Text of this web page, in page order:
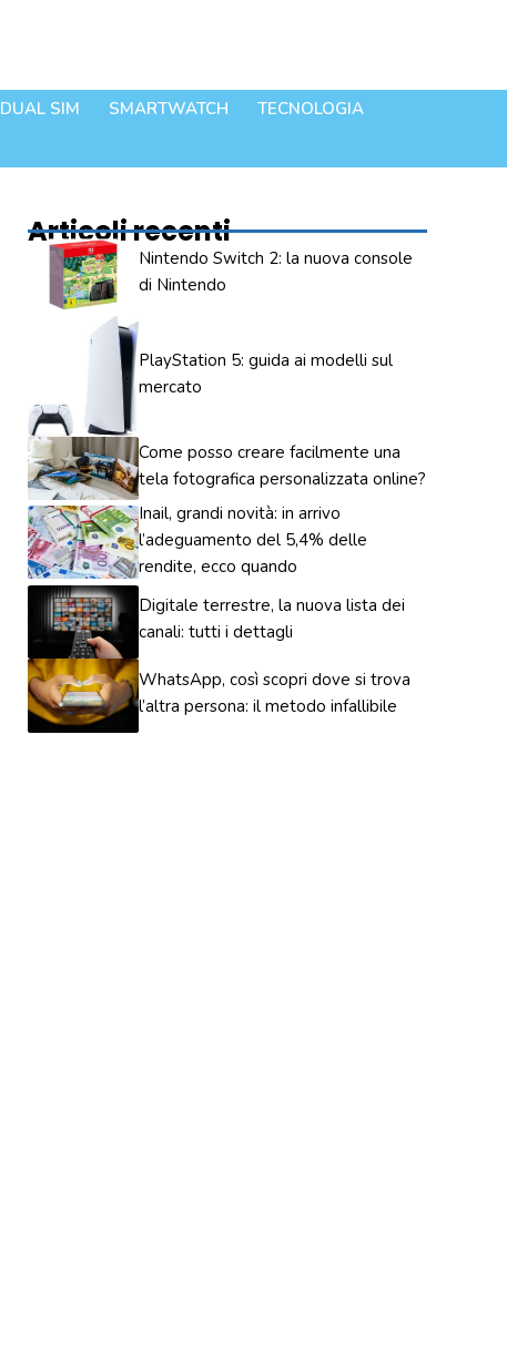
DUAL SIM SMARTWATCH
TECNOLOGIA
Articoli recenti
Nintendo Switch 2: la nuova console
di Nintendo
PlayStation 5: guida ai modelli sul
mercato
Come posso creare facilmente una
tela fotografica personalizzata online?
Inail, grandi novità: in arrivo
l’adeguamento del 5,4% delle
rendite, ecco quando
Digitale terrestre, la nuova lista dei
canali: tutti i dettagli
WhatsApp, così scopri dove si trova
l’altra persona: il metodo infallibile